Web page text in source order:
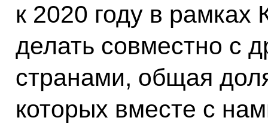
к 2020 году в
делать совместно с
странами, общая
которых вместе с